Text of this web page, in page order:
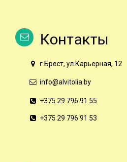
Контакты
г.Брест, ул.Карьерная, 12
info@alvitolia.by
+375 29 796 91 55
+375 29 796 91 53